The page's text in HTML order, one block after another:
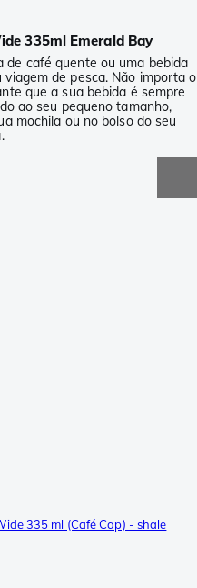
335ml Emerald Bay
de café quente ou uma bebida
de pesca. Não importa o
que a sua bebida é sempre
ao seu pequeno tamanho,
mochila ou no bolso do seu
335 ml (Café Cap) - shale